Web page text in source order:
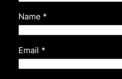
Name *
Email *